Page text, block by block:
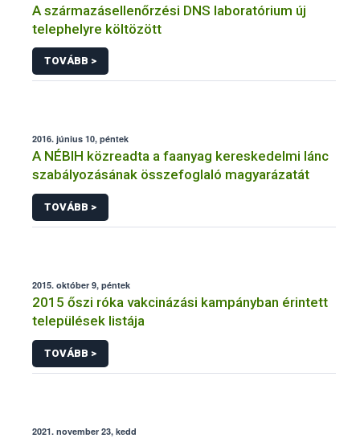
A származásellenőrzési DNS laboratórium új
telephelyre költözött
TOVÁBB >
2016. június 10, péntek
A NÉBIH közreadta a faanyag kereskedelmi lánc
szabályozásának összefoglaló magyarázatát
TOVÁBB >
2015. október 9, péntek
2015 őszi róka vakcinázási kampányban érintett
települések listája
TOVÁBB >
2021. november 23, kedd